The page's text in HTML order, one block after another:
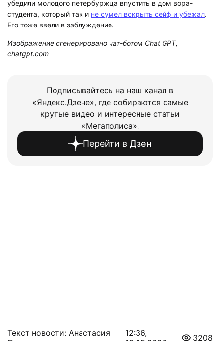
убедили молодого петербуржца впустить в дом вора-
студента, который так и не сумел вскрыть сейф и убежал.
Его тоже ввели в заблуждение.
Изображение сгенерировано чат-ботом Chat GPT,
chatgpt.com
Подписывайтесь на наш канал в
«Яндекс.Дзене», где собираются самые
крутые видео и интересные статьи
«Мегаполиса»!
Перейти в Дзен
Текст новости: Анастасия
12:36,
3208